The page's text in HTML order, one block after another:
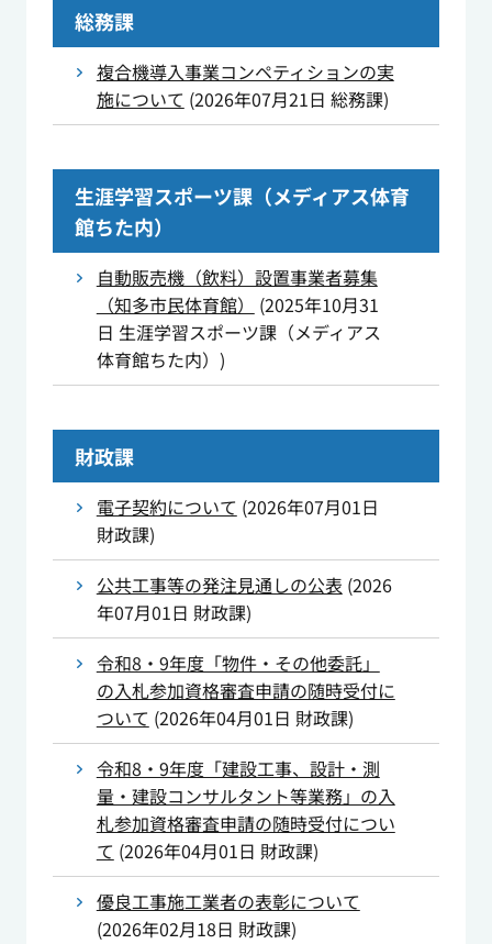
総務課
複合機導入事業コンペティションの実
施について (2026年07月21日 総務課)
生涯学習スポーツ課（メディアス体育
館ちた内）
自動販売機（飲料）設置事業者募集
（知多市民体育館）
(2025年10月31
日 生涯学習スポーツ課（メディアス
体育館ちた内） )
財政課
電子契約について (2026年07月01日
財政課)
公共工事等の発注見通しの公表 (2026
年07月01日 財政課)
令和8・9年度「物件・その他委託」
の入札参加資格審査申請の随時受付に
ついて (2026年04月01日 財政課)
令和8・9年度「建設工事、設計・測
量・建設コンサルタント等業務」の入
札参加資格審査申請の随時受付につい
て (2026年04月01日 財政課)
優良工事施工業者の表彰について
(2026年02月18日 財政課)